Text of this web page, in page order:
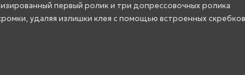
первый ролик и три допрессовочных ролика
удаляя излишки клея с помощью встроенных